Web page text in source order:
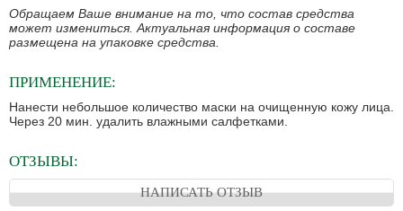
Обращаем Ваше внимание на то, что состав средства
может измениться. Актуальная информация о составе
размещена на упаковке средства.
ПРИМЕНЕНИЕ:
Нанести небольшое количество маски на очищенную кожу лица.
Через 20 мин. удалить влажными салфетками.
ОТЗЫВЫ:
НАПИСАТЬ ОТЗЫВ